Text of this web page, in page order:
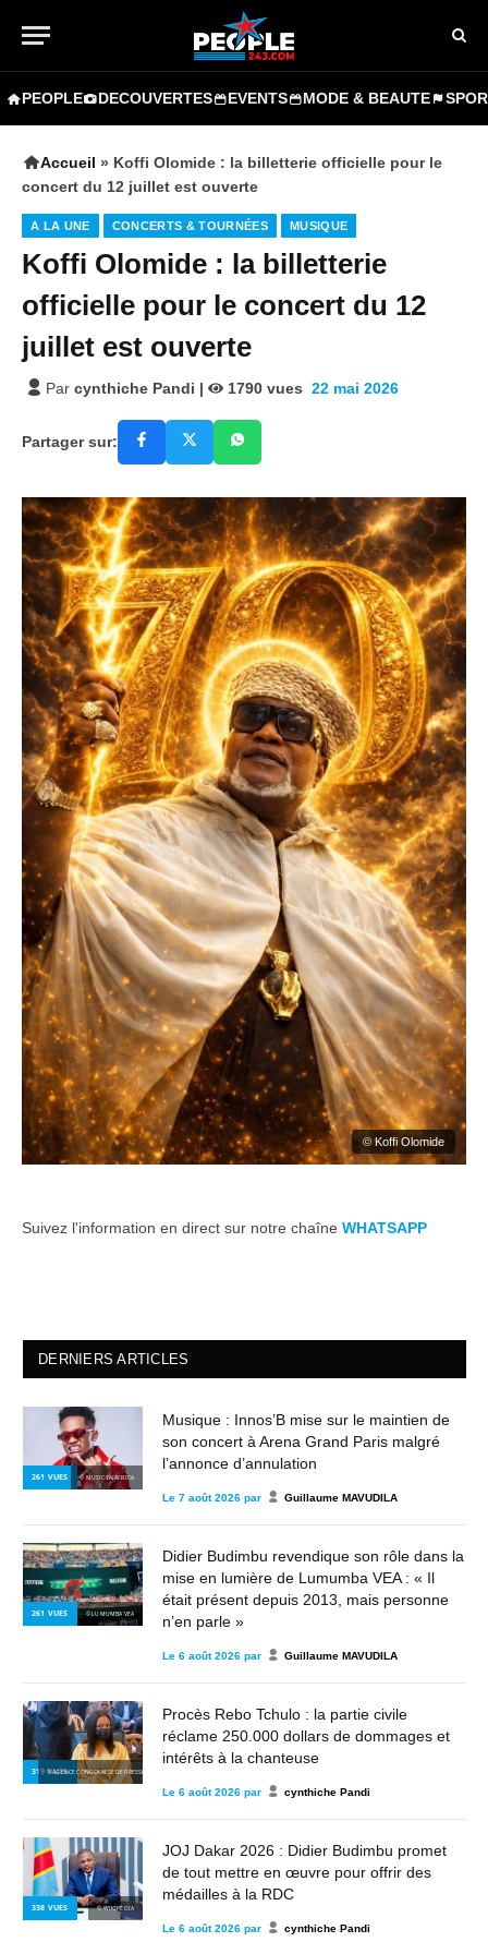
PEOPLE DECOUVERTES EVENTS MODE & BEAUTE
Accueil » Koffi Olomide : la billetterie officielle pour le
concert du 12 juillet est ouverte
A LA UNE CONCERTS & TOURNÉES MUSIQUE
Koffi Olomide : la billetterie
officielle pour le concert du 12
juillet est ouverte
Par cynthiche Pandi | 1790 vues 22 mai 2026
Partager sur:
© Koffi Olomide
Suivez l'information en direct sur notre chaîne WHATSAPP
DERNIERS ARTICLES
261 VUES © MUSIC IN AFRICA
Musique : Innos’B mise sur le maintien de
son concert à Arena Grand Paris malgré
l’annonce d’annulation
Le 7 août 2026 par Guillaume MAVUDILA
261 VUES © LUMUMBA VEA
Didier Budimbu revendique son rôle dans la
mise en lumière de Lumumba VEA : « Il
était présent depuis 2013, mais personne
n’en parle »
Le 6 août 2026 par Guillaume MAVUDILA
319 VUES
© AGENCE CONGOLAISE DE PRESSE
Procès Rebo Tchulo : la partie civile
réclame 250.000 dollars de dommages et
intérêts à la chanteuse
Le 6 août 2026 par cynthiche Pandi
338 VUES © WIKIPÉDIA
JOJ Dakar 2026 : Didier Budimbu promet
de tout mettre en œuvre pour offrir des
médailles à la RDC
Le 6 août 2026 par cynthiche Pandi